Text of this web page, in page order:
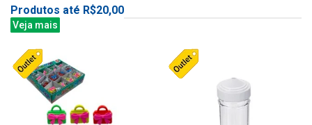
Produtos até R$20,00
Veja mais